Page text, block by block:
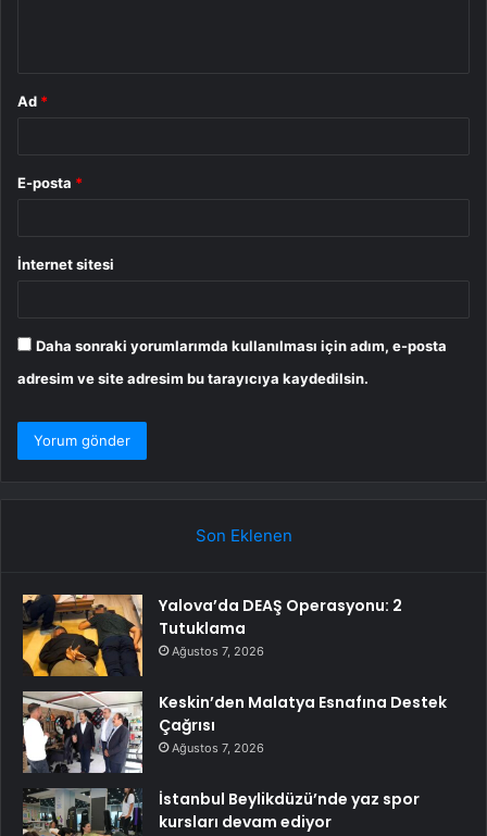
Ad *
E-posta *
İnternet sitesi
Daha sonraki yorumlarımda kullanılması için adım, e-posta
adresim ve site adresim bu tarayıcıya kaydedilsin.
Son Eklenen
Yalova’da DEAŞ Operasyonu: 2
Tutuklama
Ağustos 7, 2026
Keskin’den Malatya Esnafına Destek
Çağrısı
Ağustos 7, 2026
İstanbul Beylikdüzü’nde yaz spor
kursları devam ediyor